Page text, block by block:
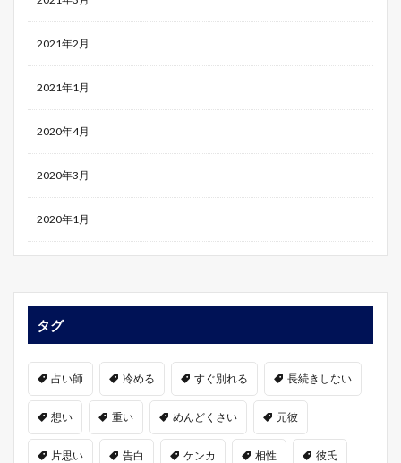
2021年2月
2021年1月
2020年4月
2020年3月
2020年1月
タグ
占い師 冷める すぐ別れる 長続きしない
想い 重い めんどくさい 元彼
片思い 告白 ケンカ 相性 彼氏